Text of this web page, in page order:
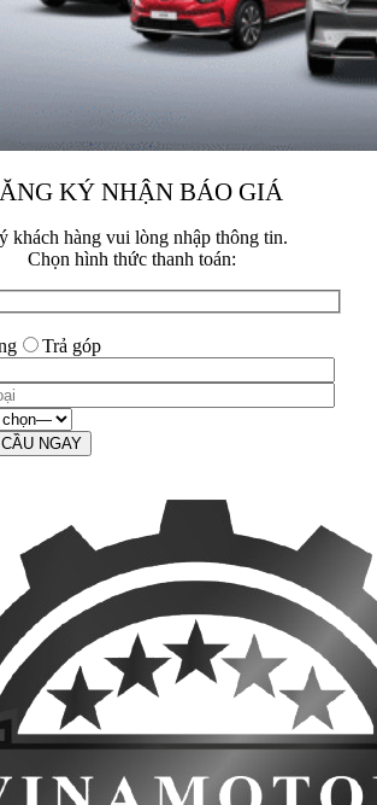
KÝ NHẬN BÁO GIÁ
khách hàng vui lòng nhập thông tin.
Chọn hình thức thanh toán:
Trả góp